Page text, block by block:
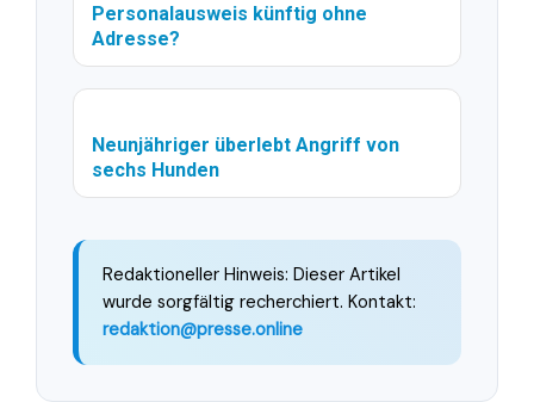
Personalausweis künftig ohne
Adresse?
Neunjähriger überlebt Angriff von
sechs Hunden
Redaktioneller Hinweis: Dieser Artikel
wurde sorgfältig recherchiert. Kontakt:
redaktion@presse.online